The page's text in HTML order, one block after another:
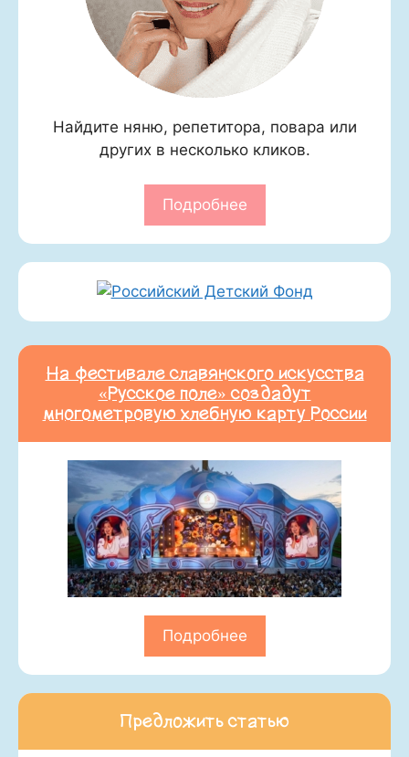
Найдите няню, репетитора, повара или
других в несколько кликов.
Подробнее
На фестивале славянского искусства
«Русское поле» создадут
многометровую хлебную карту России
Подробнее
Предложить статью